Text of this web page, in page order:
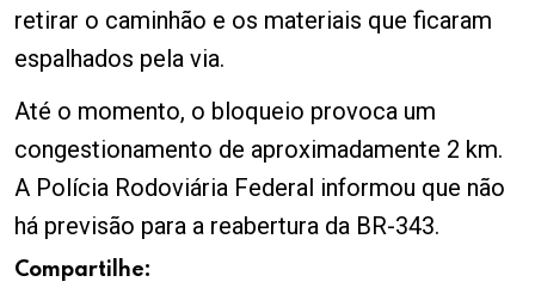
retirar o caminhão e os materiais que ficaram
espalhados pela via.
Até o momento, o bloqueio provoca um
congestionamento de aproximadamente 2 km.
A Polícia Rodoviária Federal informou que não
há previsão para a reabertura da BR-343.
Compartilhe: